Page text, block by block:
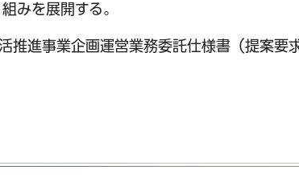
みを展開する。
推進事業企画運営業務委託仕様書（提案要